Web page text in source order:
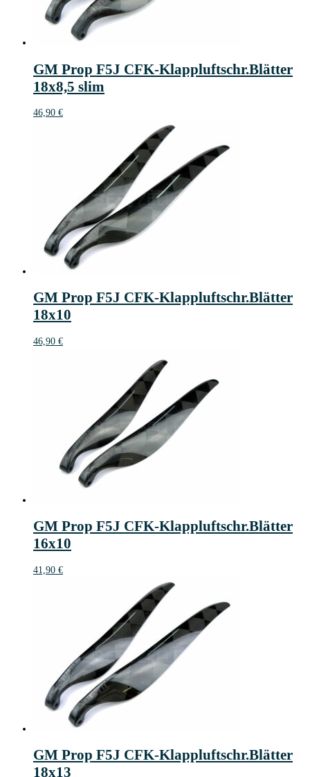
GM Prop F5J CFK-Klappluftschr.Blätter
18x8,5 slim
46,90 €
GM Prop F5J CFK-Klappluftschr.Blätter
18x10
46,90 €
GM Prop F5J CFK-Klappluftschr.Blätter
16x10
41,90 €
GM Prop F5J CFK-Klappluftschr.Blätter
18x13